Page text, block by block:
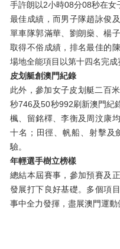
手許朗以2小時08分08秒在女
最佳成績，而男子隊趙詠俊
單車隊郭滿華、劉朗燊、楊
取得不俗成績，排名最佳的
場地全能項目以第十四名完成
皮划艇創澳門紀錄
此外，參加女子皮划艇二百
秒746及50秒992刷新澳門紀
楓、留銘檡、李衡及周汶康
十名；田徑、帆船、射擊及
驗。
年輕選手樹立榜樣
總結本屆賽事，參加預賽及
發展打下良好基礎。多個項
事中全力發揮，盡展澳門運